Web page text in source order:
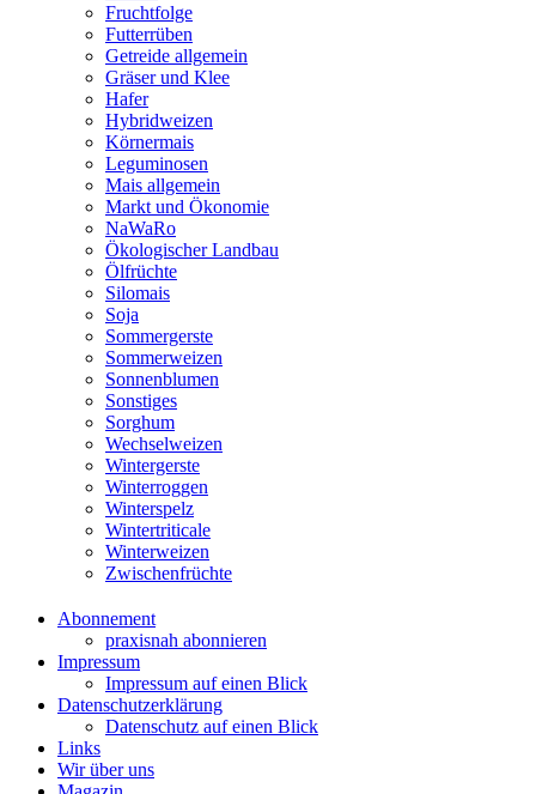
Fruchtfolge
Futterrüben
Getreide allgemein
Gräser und Klee
Hafer
Hybridweizen
Körnermais
Leguminosen
Mais allgemein
Markt und Ökonomie
NaWaRo
Ökologischer Landbau
Ölfrüchte
Silomais
Soja
Sommergerste
Sommerweizen
Sonnenblumen
Sonstiges
Sorghum
Wechselweizen
Wintergerste
Winterroggen
Winterspelz
Wintertriticale
Winterweizen
Zwischenfrüchte
Abonnement
praxisnah abonnieren
Impressum
Impressum auf einen Blick
Datenschutzerklärung
Datenschutz auf einen Blick
Links
Wir über uns